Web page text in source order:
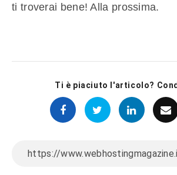
ti troverai bene! Alla prossima.
Ti è piaciuto l'articolo?